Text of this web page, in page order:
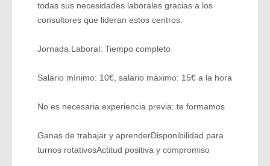
todas sus necesidades laborales gracias a los
consultores que lideran estos centros.
Jornada Laboral: Tiempo completo
Salario mínimo: 10€, salario máximo: 15€ a la hora
No es necesaria experiencia previa: te formamos
Ganas de trabajar y aprenderDisponibilidad para
turnos rotativosActitud positiva y compromiso